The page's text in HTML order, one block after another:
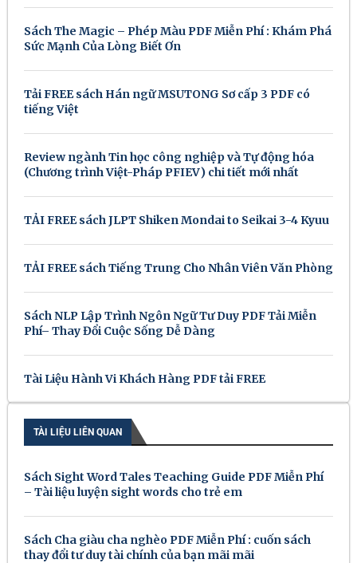
Sách The Magic – Phép Màu PDF Miễn Phí : Khám Phá
Sức Mạnh Của Lòng Biết Ơn
Tải FREE sách Hán ngữ MSUTONG Sơ cấp 3 PDF có
tiếng Việt
Review ngành Tin học công nghiệp và Tự động hóa
(Chương trình Việt-Pháp PFIEV) chi tiết mới nhất
TẢI FREE sách JLPT Shiken Mondai to Seikai 3-4 Kyuu
TẢI FREE sách Tiếng Trung Cho Nhân Viên Văn Phòng
Sách NLP Lập Trình Ngôn Ngữ Tư Duy PDF Tải Miễn
Phí– Thay Đổi Cuộc Sống Dễ Dàng
Tài Liệu Hành Vi Khách Hàng PDF tải FREE
TÀI LIỆU LIÊN QUAN
Sách Sight Word Tales Teaching Guide PDF Miễn Phí
– Tài liệu luyện sight words cho trẻ em
Sách Cha giàu cha nghèo PDF Miễn Phí : cuốn sách
thay đổi tư duy tài chính của bạn mãi mãi